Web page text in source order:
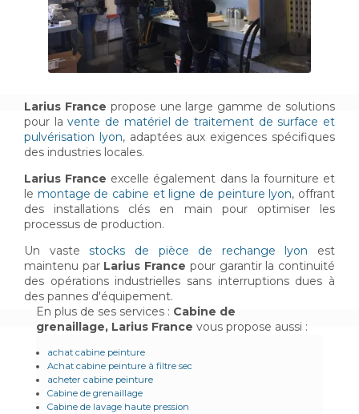
Larius France propose une large gamme de solutions
pour lavente de matériel de traitement de surface et
pulvérisation lyon, adaptées aux exigences spécifiques
des industries locales.
Larius France excelle également dans la fourniture et
le montage de cabine et ligne de peinture lyon, offrant
des installations clés en main pour optimiser les
processus de production.
Un vastestocks de pièce de rechange lyon est
maintenu par Larius France pour garantir la continuité
des opérations industrielles sans interruptions dues à
des pannes d'équipement.
En plus de ses services : Cabine de
grenaillage, Larius France vous propose aussi :
achat cabine peinture
Achat cabine peinture à filtre sec
acheter cabine peinture
Cabine de grenaillage
Cabine de lavage haute pression